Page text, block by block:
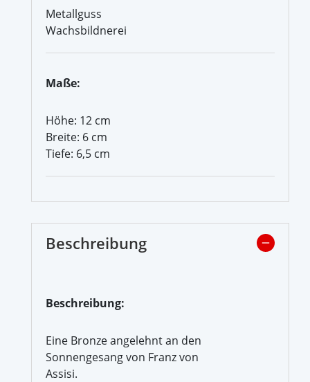
Metallguss
Wachsbildnerei
Maße:
Höhe: 12 cm
Breite: 6 cm
Tiefe: 6,5 cm
Beschreibung
Beschreibung:
Eine Bronze angelehnt an den
Sonnengesang von Franz von
Assisi.